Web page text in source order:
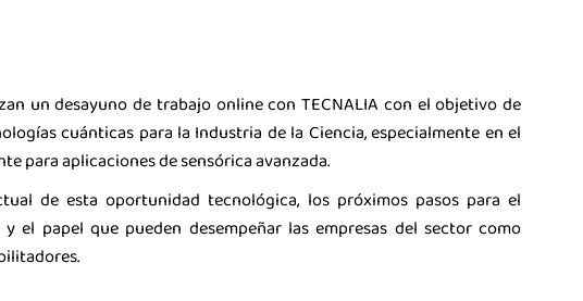
un desayuno de trabajo online conTECNALIA con el objetivo de
cuánticas para la Industria de la Ciencia, especialmente en el
para aplicaciones de sensórica avanzada.
de esta oportunidad tecnológica, los próximos pasos para el
el papel que pueden desempeñar las empresas del sector como